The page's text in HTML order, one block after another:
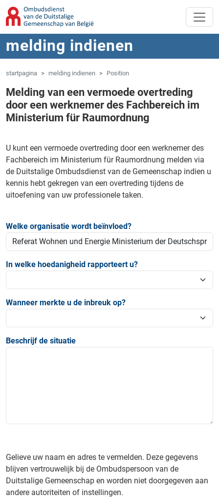
Overslaan naar hoofdinhoud
Spring naar navigatie
melding indienen
startpagina melding indienen Position
Melding van een vermoede overtreding
door een werknemer des Fachbereich im
Ministerium für Raumordnung
U kunt een vermoede overtreding door een werknemer des
Fachbereich im Ministerium für Raumordnung melden via
de Duitstalige Ombudsdienst van de Gemeenschap indien u
kennis hebt gekregen van een overtreding tijdens de
uitoefening van uw professionele taken.
Welke organisatie wordt beïnvloed?
In welke hoedanigheid rapporteert u?
Wanneer merkte u de inbreuk op?
Beschrijf de situatie
Gelieve uw naam en adres te vermelden. Deze gegevens
blijven vertrouwelijk bij de Ombudspersoon van de
Duitstalige Gemeenschap en worden niet doorgegeven aan
andere autoriteiten of instellingen.